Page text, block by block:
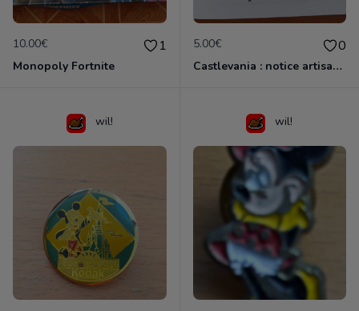
10.00€ 1
Monopoly Fortnite
5.00€ 0
Castlevania : notice artisanale
wil! wil!